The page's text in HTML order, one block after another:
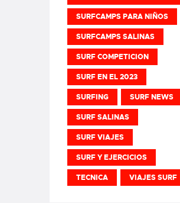
SURFCAMPS PARA NIÑOS
SURFCAMPS SALINAS
SURF COMPETICION
SURF EN EL 2023
SURFING SURF NEWS
SURF SALINAS
SURF VIAJES
SURF Y EJERCICIOS
TECNICA VIAJES SURF